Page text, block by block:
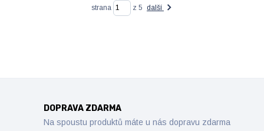
strana z 5 další
DOPRAVA ZDARMA
Na spoustu produktů máte u nás dopravu zdarma